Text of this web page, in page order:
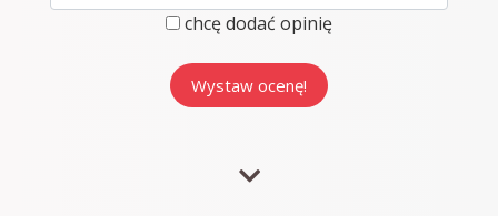
chcę dodać opinię